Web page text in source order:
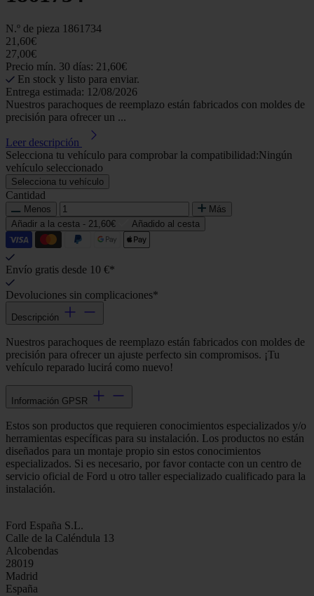
N.º de pieza 1861734
21,60€
27,00€
Precio mín. 30 días: 21,60€
En stock y listo para enviar.
Entrega estimada: 12/08/2026
Nuestros parachoques de reemplazo están fabricados con moldes de
precisión para ofrecer un ...
Leer descripción
Selecciona tu vehículo para comprobar la compatibilidad:Ningún
vehículo seleccionado
Selecciona tu vehículo
Cantidad
Menos
Más
Añadir a la cesta - 21,60€ Añadido al cesta
Envío gratis desde 10 €*
Devoluciones sin complicaciones*
Descripción
Nuestros parachoques de reemplazo están fabricados con moldes de
precisión para ofrecer un ajuste perfecto sin compromisos. ¡Tu
vehículo reparado lucirá como nuevo!
Información GPSR
Estos son productos que requieren conocimientos especializados y/o
herramientas específicas para su instalación. Los productos no están
diseñados para un montaje propio sin estos conocimientos
especializados. Si es necesario, por favor contacte con un centro de
servicio oficial de Ford u otro taller especializado cualificado para la
instalación.
Ford España S.L.
Calle de la Caléndula 13
Alcobendas
28019
Madrid
España